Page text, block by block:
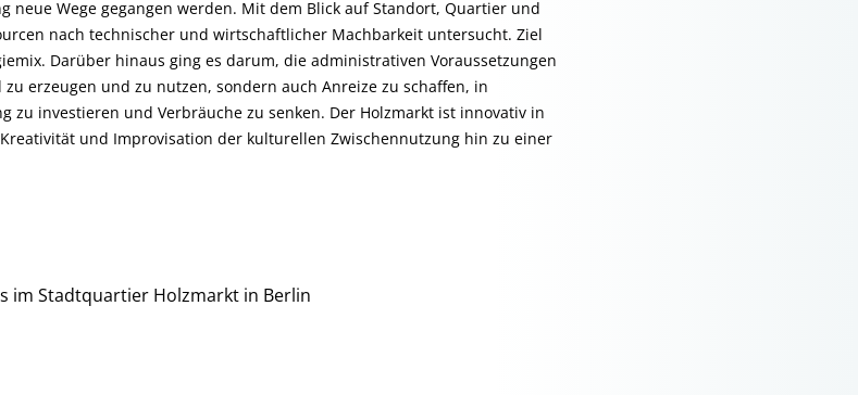
neue Wege gegangen werden. Mit dem Blick auf Standort, Quartier und
nach technischer und wirtschaftlicher Machbarkeit untersucht. Ziel
Darüber hinaus ging es darum, die administrativen Voraussetzungen
erzeugen und zu nutzen, sondern auch Anreize zu schaffen, in
zu investieren und Verbräuche zu senken. Der Holzmarkt ist innovativ in
und Improvisation der kulturellen Zwischennutzung hin zu einer
im Stadtquartier Holzmarkt in Berlin